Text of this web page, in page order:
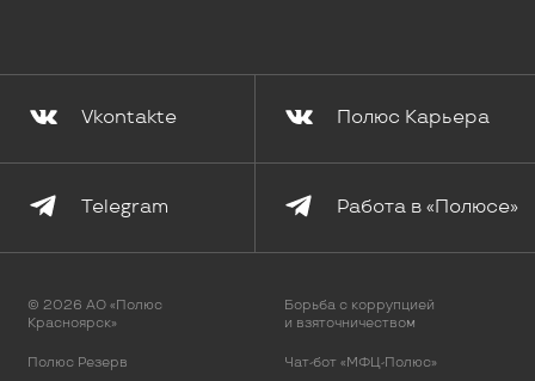
Vkontakte Полюс Карьера
Telegram Работа в «Полюсе»
© 2026 АО «Полюс
Красноярск»
Борьба с коррупцией
и взяточничеством
Полюс Резерв Чат-бот «МФЦ-Полюс»